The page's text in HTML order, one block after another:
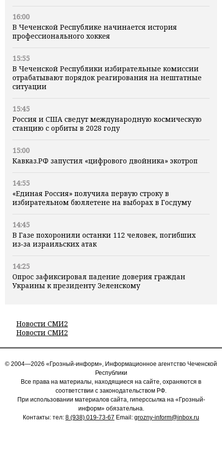
16:00
В Чеченской Республике начинается история
профессионального хоккея
15:55
В Чеченской Республики избирательные комиссии
отрабатывают порядок реагирования на нештатные
ситуации
15:45
Россия и США сведут международную космическую
станцию с орбиты в 2028 году
15:00
Кавказ.РФ запустил «цифрового двойника» экотроп
14:55
«Единая Россия» получила первую строку в
избирательном бюллетене на выборах в Госдуму
14:45
В Газе похоронили останки 112 человек, погибших
из‑за израильских атак
14:25
Опрос зафиксировал падение доверия граждан
Украины к президенту Зеленскому
Новости СМИ2
Новости СМИ2
© 2004—2026 «Грозный-информ», Информационное агентство Чеченской
Республики
Все права на материалы, находящиеся на сайте, охраняются в
соответствии с законодательством РФ.
При использовании материалов сайта, гиперссылка на «Грозный-
информ» обязательна.
Контакты: тел: 8 (938) 019-73-67 Email: grozny-inform@inbox.ru